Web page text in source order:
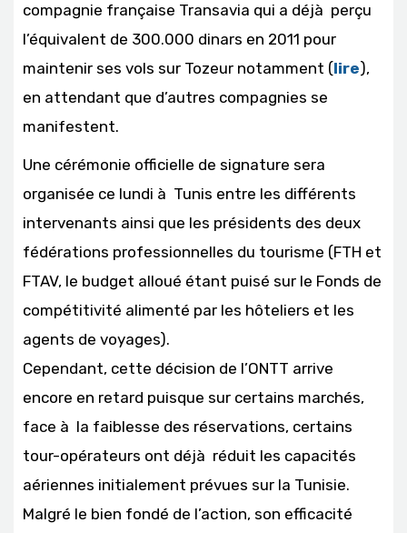
compagnie française Transavia qui a déjà perçu
l’équivalent de 300.000 dinars en 2011 pour
maintenir ses vols sur Tozeur notamment (lire),
en attendant que d’autres compagnies se
manifestent.
Une cérémonie officielle de signature sera
organisée ce lundi à Tunis entre les différents
intervenants ainsi que les présidents des deux
fédérations professionnelles du tourisme (FTH et
FTAV, le budget alloué étant puisé sur le Fonds de
compétitivité alimenté par les hôteliers et les
agents de voyages).
Cependant, cette décision de l’ONTT arrive
encore en retard puisque sur certains marchés,
face à la faiblesse des réservations, certains
tour-opérateurs ont déjà réduit les capacités
aériennes initialement prévues sur la Tunisie.
Malgré le bien fondé de l’action, son efficacité